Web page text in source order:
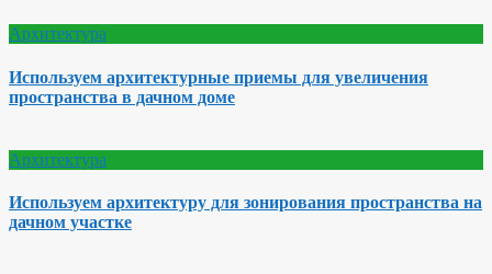
Архитектура
Используем архитектурные приемы для увеличения
пространства в дачном доме
Архитектура
Используем архитектуру для зонирования пространства на
дачном участке